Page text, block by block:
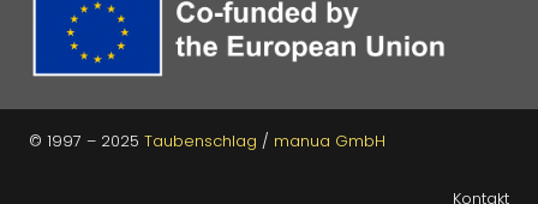
© 1997 – 2025 Taubenschlag / manua GmbH
Kontakt